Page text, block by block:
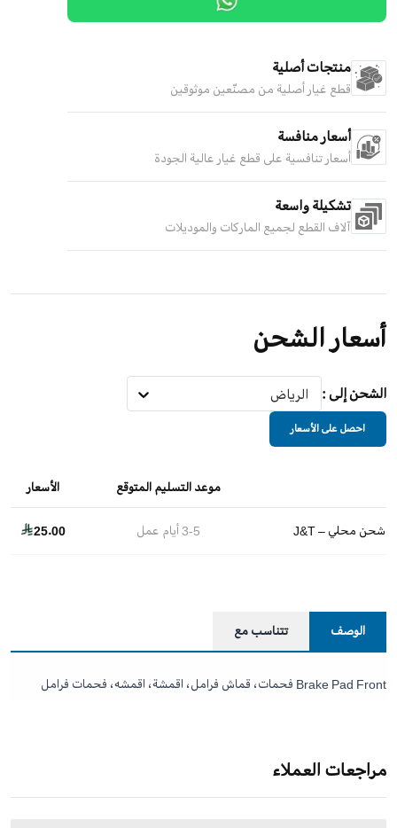
منتجات أصلية
قطع غيار أصلية من مصنّعين موثوقين
أسعار منافسة
أسعار تنافسية على قطع غيار عالية الجودة
تشكيلة واسعة
آلاف القطع لجميع الماركات والموديلات
أسعار الشحن
الشحن إلى : الرياض
احصل على الأسعار
موعد التسليم المتوقع الأسعار
شحن محلي – J&T 3-5أيام عمل 25.00
الوصف تتناسب مع
Brake Pad Front فحمات، قماش فرامل، اقمشة، اقمشه، فحمات فرامل
مراجعات العملاء